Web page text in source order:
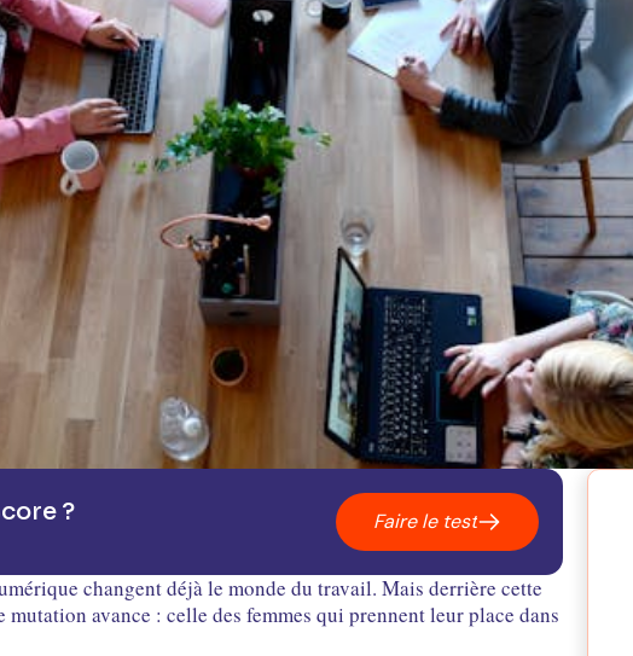
? Faire le test
changent déjà le monde du travail. Mais derrière cette
avance : celle des femmes qui prennent leur place dans